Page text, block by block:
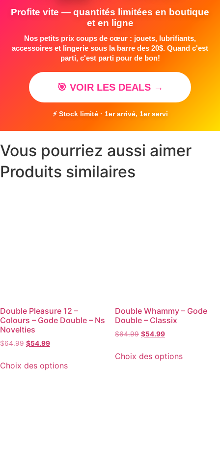
Profite vite — quantités limitées en boutique
et en ligne
Nos petits prix coups de cœur : jouets, lubrifiants,
accessoires et lingerie sous la barre des 20$. Quand c'est
parti, c'est parti pour de bon!
🎯 VOIR LES DEALS →
⚡ Stock limité · 1er arrivé, 1er servi
Vous pourriez aussi aimer
Produits similaires
Double Pleasure 12 –
Colours – Gode Double – Ns
Novelties
$64.99 $54.99
Choix des options
Double Whammy – Gode
Double – Classix
$64.99 $54.99
Choix des options